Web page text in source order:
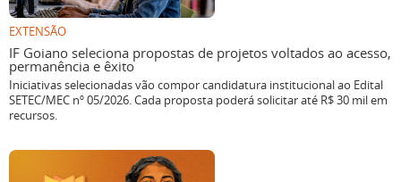
EXTENSÃO
IF Goiano seleciona propostas de projetos voltados ao acesso,
permanência e êxito
Iniciativas selecionadas vão compor candidatura institucional ao Edital
SETEC/MEC nº 05/2026. Cada proposta poderá solicitar até R$ 30 mil em
recursos.